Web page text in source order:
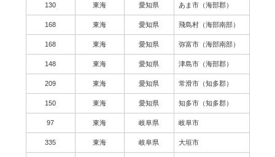
130 東海 愛知県 あま市（海部郡）
168 東海 愛知県 飛島村（海部南部）
168 東海 愛知県 弥富市（海部南部）
148 東海 愛知県 津島市（海部郡）
209 東海 愛知県 常滑市（知多郡）
150 東海 愛知県 知多市（知多郡）
97 東海 岐阜県 岐阜市
335 東海 岐阜県 大垣市